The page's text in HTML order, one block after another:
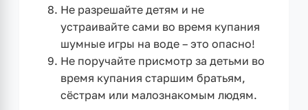
Не разрешайте детям и не
устраивайте сами во время купания
шумные игры на воде – это опасно!
Не поручайте присмотр за детьми во
время купания старшим братьям,
сёстрам или малознакомым людям.